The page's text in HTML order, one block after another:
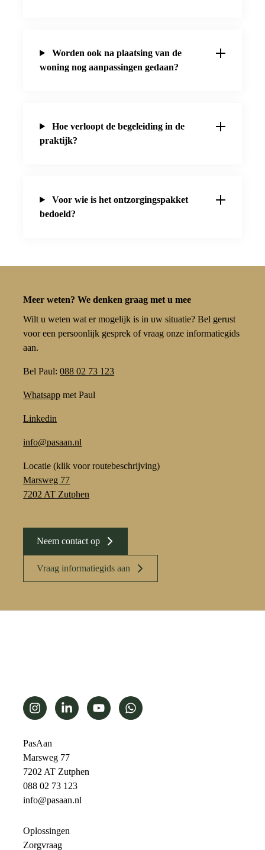
Worden ook na plaatsing van de
woning nog aanpassingen gedaan?
Hoe verloopt de begeleiding in de
praktijk?
Voor wie is het ontzorgingspakket
bedoeld?
Meer weten? We denken graag met u mee
Wilt u weten wat er mogelijk is in uw situatie? Bel gerust
voor een persoonlijk gesprek of vraag onze informatiegids
aan.
Bel Paul:088 02 73 123
Whatsapp met Paul
Linkedin
info@pasaan.nl
Locatie (klik voor routebeschrijving)
Marsweg 77
7202 AT Zutphen
Neem contact op
Vraag informatiegids aan
PasAan
Marsweg 77
7202 AT Zutphen
088 02 73 123
info@pasaan.nl
Oplossingen
Zorgvraag